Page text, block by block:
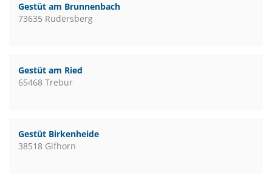
Gestüt am Brunnenbach
73635 Rudersberg
Gestüt am Ried
65468 Trebur
Gestüt Birkenheide
38518 Gifhorn